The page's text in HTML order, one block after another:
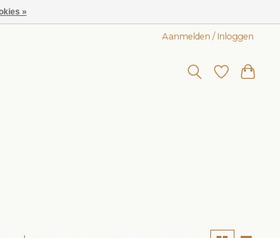
Aanmelden / Inloggen
»